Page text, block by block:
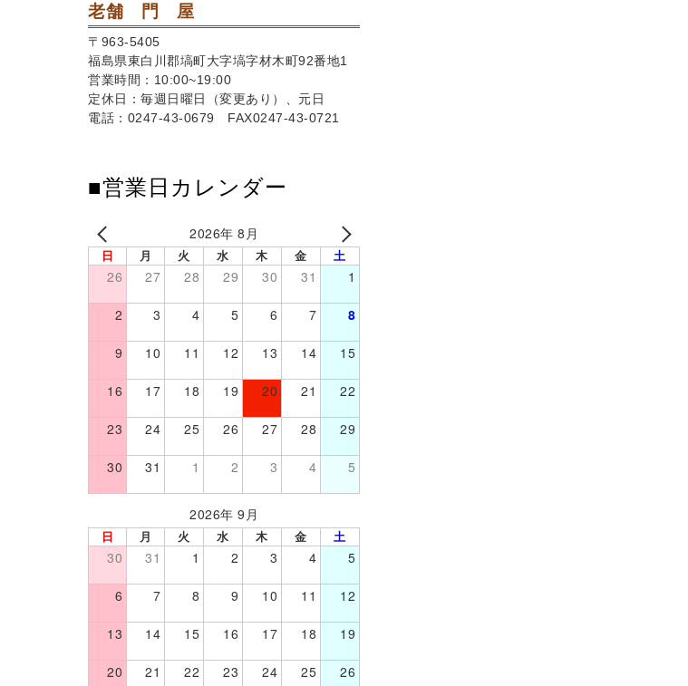
老舗 門 屋
〒963-5405
福島県東白川郡塙町大字塙字材木町92番地1
営業時間：10:00~19:00
定休日：毎週日曜日（変更あり）、元日
電話：0247-43-0679 FAX0247-43-0721
■営業日カレンダー
2026年 8月
日 月 火 水 木 金 土
26 27 28 29 30 31 1
2 3 4 5 6 7 8
9 10 11 12 13 14 15
16 17 18 19 20 21 22
23 24 25 26 27 28 29
30 31 1 2 3 4 5
2026年 9月
日 月 火 水 木 金 土
30 31 1 2 3 4 5
6 7 8 9 10 11 12
13 14 15 16 17 18 19
20 21 22 23 24 25 26